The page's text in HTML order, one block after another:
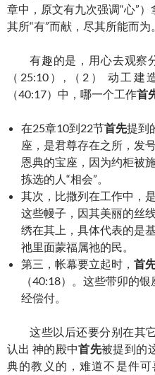
章中，原文有九次强调“心”
其所“有”而献，尽其所能而为。
有趣的是，用心去观察
（25:10）, （2） 动工
（40:17）中，哪一个工作首
在25章10到22节首先提到
座，是君尊存在之所，发
恩典的宝座，因为约柜被
拣选的人“相会”。
其次，比撒列在工作中，是
这些幔子，因其美丽的丝
绣在其上，具体代表的是
祂里面蒙福属祂的民。
第三，帐幕要立起时， 首
（40:18）。这些带卯的
经偿付。
这些以后还要分别在其
认出 神的殿中首先被提到的
典的教义的，难道不是件